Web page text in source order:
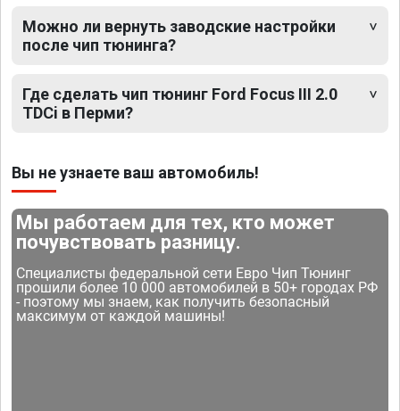
Можно ли вернуть заводские настройки
после чип тюнинга?
Где сделать чип тюнинг Ford Focus III 2.0
TDCi в Перми?
Вы не узнаете ваш автомобиль!
Мы работаем для тех, кто может
почувствовать разницу.
Специалисты федеральной сети Евро Чип Тюнинг
прошили более 10 000 автомобилей в 50+ городах РФ
- поэтому мы знаем, как получить безопасный
максимум от каждой машины!